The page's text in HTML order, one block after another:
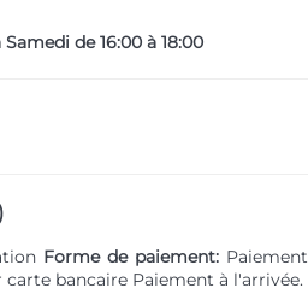
de 16:00 à 18:00
Forme de paiement: Paiement
carte bancaire Paiement à l'arrivée.